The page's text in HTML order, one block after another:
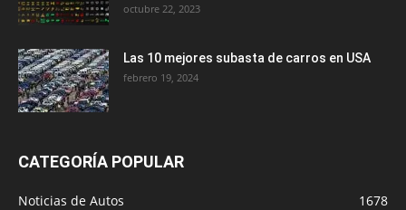
octubre 22, 2023
Las 10 mejores subasta de carros en USA
febrero 19, 2024
CATEGORÍA POPULAR
Noticias de Autos
1678